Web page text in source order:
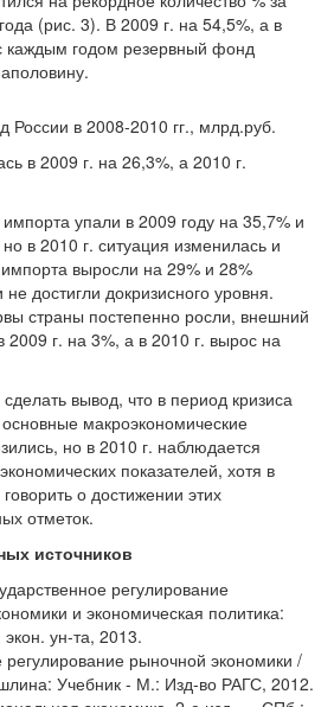
(рис. 3). В 2009 г. на 54,5%, а в
каждым годом резервный фонд
России в 2008-2010 гг., млрд.руб.
в 2009 г. на 26,3%, а 2010 г.
упали в 2009 году на 35,7% и
в 2010 г. ситуация изменилась и
импорта выросли на 29% и 28%
достигли докризисного уровня.
страны постепенно росли, внешний
2009 г. на 3%, а в 2010 г. вырос на
вывод, что в период кризиса
макроэкономические
но в 2010 г. наблюдается
показателей, хотя в
о достижении этих
отметок.
источников
регулирование
и экономическая политика:
ун-та, 2013.
регулирование рыночной экономики /
Учебник - М.: Изд-во РАГС, 2012.